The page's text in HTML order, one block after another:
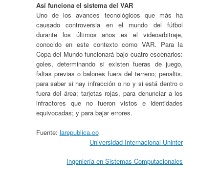
Así funciona el sistema del VAR
Uno de los avances tecnológicos que más ha
causado controversia en el mundo del fútbol
durante los últimos años es el videoarbitraje,
conocido en este contexto como VAR. Para la
Copa del Mundo funcionará bajo cuatro escenarios:
goles, determinando si existen fueras de juego,
faltas previas o balones fuera del terreno; penaltis,
para saber si hay infracción o no y si está dentro o
fuera del área; tarjetas rojas, para denunciar a los
infractores que no fueron vistos e identidades
equivocadas; y para bajar errores.
Fuente: larepublica.co
Universidad Internacional Uninter
Ingeniería en Sistemas Computacionales